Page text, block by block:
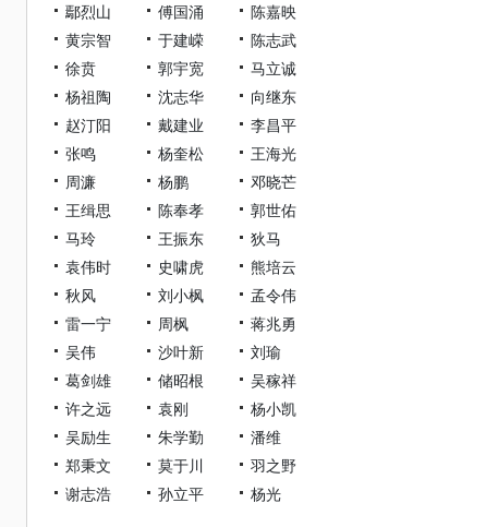
鄢烈山
傅国涌
陈嘉映
黄宗智
于建嵘
陈志武
徐贲
郭宇宽
马立诚
杨祖陶
沈志华
向继东
赵汀阳
戴建业
李昌平
张鸣
杨奎松
王海光
周濂
杨鹏
邓晓芒
王缉思
陈奉孝
郭世佑
马玲
王振东
狄马
袁伟时
史啸虎
熊培云
秋风
刘小枫
孟令伟
雷一宁
周枫
蒋兆勇
吴伟
沙叶新
刘瑜
葛剑雄
储昭根
吴稼祥
许之远
袁刚
杨小凯
吴励生
朱学勤
潘维
郑秉文
莫于川
羽之野
谢志浩
孙立平 杨光